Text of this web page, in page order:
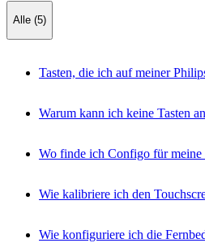
Alle (5)
Tasten, die ich auf meiner
Warum kann ich keine Tasten
Wo finde ich Configo für meine
Wie kalibriere ich den
Wie konfiguriere ich die